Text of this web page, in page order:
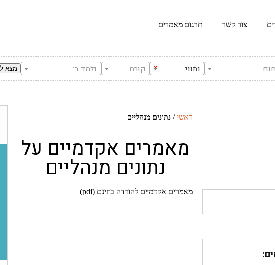
צור קשר תרגום מאמרים
× נתונים מנהליים קורס נלמד ב:
ראשי/ נתונים מנהליים
מאמרים אקדמיים על
נתונים מנהליים
מאמרים אקדמיים להורדה בחינם (pdf)